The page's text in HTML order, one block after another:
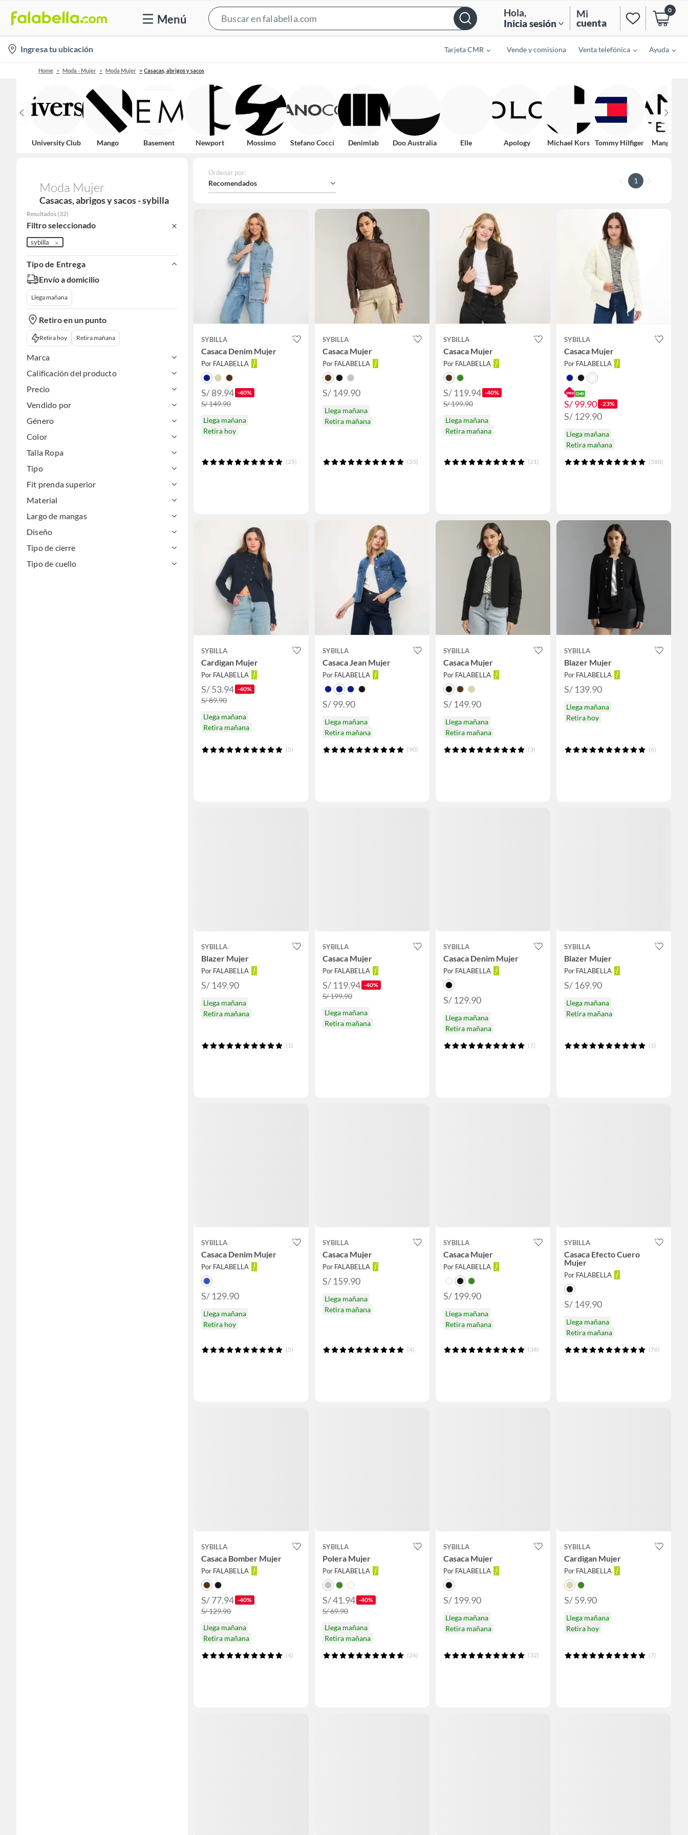
Menú
Bar
Hola,
Inicia sesión
Mi
cuenta
0
location-
icon
Ingresa tu ubicación Tarjeta CMR Vende y comisiona Venta telefónica Ayuda
Home Moda - Mujer Moda Mujer Casacas, abrigos y sacos
University Club Mango Basement Newport Mossimo Stefano Cocci Denimlab Doo Australia Elle Apology Michael Kors Tommy Hilfiger Mango
Moda Mujer
Casacas, abrigos y sacos - sybilla
Resultados (32)
Filtro seleccionado
sybilla
Tipo de Entrega
Envío a domicilio
Llega mañana
Retiro en un punto
Retira hoy Retira mañana
Marca
Calificación del producto
Precio
Vendido por
Género
Color
Talla Ropa
Tipo
Fit prenda superior
Material
Largo de mangas
Diseño
Tipo de cierre
Tipo de cuello
Ordenar por:
Recomendados 1
SYBILLA
Casaca Denim Mujer
Por FALABELLA
S/ 89.94 -40%
S/ 149.90
Llega mañana
Retira hoy
(25)
SYBILLA
Casaca Mujer
Por FALABELLA
S/ 149.90
Llega mañana
Retira mañana
(35)
SYBILLA
Casaca Mujer
Por FALABELLA
S/ 119.94 -40%
S/ 199.90
Llega mañana
Retira mañana
(21)
SYBILLA
Casaca Mujer
Por FALABELLA
S/ 99.90 -23%
S/ 129.90
Llega mañana
Retira mañana
(588)
SYBILLA
Cardigan Mujer
Por FALABELLA
S/ 53.94 -40%
S/ 89.90
Llega mañana
Retira mañana
(5)
SYBILLA
Casaca Jean Mujer
Por FALABELLA
S/ 99.90
Llega mañana
Retira mañana
(90)
SYBILLA
Casaca Mujer
Por FALABELLA
S/ 149.90
Llega mañana
Retira mañana
(3)
SYBILLA
Blazer Mujer
Por FALABELLA
S/ 139.90
Llega mañana
Retira hoy
(6)
SYBILLA
Blazer Mujer
Por FALABELLA
S/ 149.90
Llega mañana
Retira mañana
(1)
SYBILLA
Casaca Mujer
Por FALABELLA
S/ 119.94 -40%
S/ 199.90
Llega mañana
Retira mañana
SYBILLA
Casaca Denim Mujer
Por FALABELLA
S/ 129.90
Llega mañana
Retira mañana
(7)
SYBILLA
Blazer Mujer
Por FALABELLA
S/ 169.90
Llega mañana
Retira mañana
(1)
SYBILLA
Casaca Denim Mujer
Por FALABELLA
S/ 129.90
Llega mañana
Retira hoy
(5)
SYBILLA
Casaca Mujer
Por FALABELLA
S/ 159.90
Llega mañana
Retira mañana
(4)
SYBILLA
Casaca Mujer
Por FALABELLA
S/ 199.90
Llega mañana
Retira mañana
(34)
SYBILLA
Casaca Efecto Cuero
Mujer
Por FALABELLA
S/ 149.90
Llega mañana
Retira mañana
(76)
SYBILLA
Casaca Bomber Mujer
Por FALABELLA
S/ 77.94 -40%
S/ 129.90
Llega mañana
Retira mañana
(4)
SYBILLA
Polera Mujer
Por FALABELLA
S/ 41.94 -40%
S/ 69.90
Llega mañana
Retira mañana
(26)
SYBILLA
Casaca Mujer
Por FALABELLA
S/ 199.90
Llega mañana
Retira mañana
(32)
SYBILLA
Cardigan Mujer
Por FALABELLA
S/ 59.90
Llega mañana
Retira hoy
(7)